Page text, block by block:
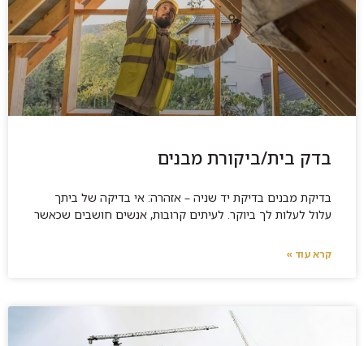
בדק בית/ביקורת מבנים
בדיקת מבנים בדיקת יד שניה – אזהרה: אי בדיקה של ביתך
עלול לעלות לך ביוקר. לעיתים קרובות, אנשים חושבים שכאשר
קרא עוד »